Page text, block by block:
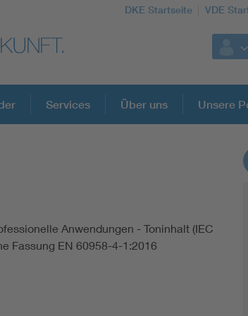
DKE Startseite VDE
im Kontext der
Economy für mehr Ressourceneffizienz
Services Über uns Unsere
Anwendungen - Toninhalt (IEC
Fassung EN 60958-4-1:2016